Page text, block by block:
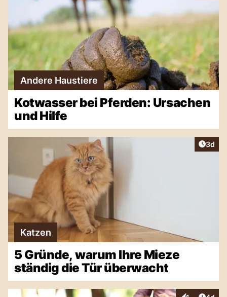
Andere Haustiere
Kotwasser bei Pferden: Ursachen
und Hilfe
3d
Katzen
5 Gründe, warum Ihre Mieze
ständig die Tür überwacht